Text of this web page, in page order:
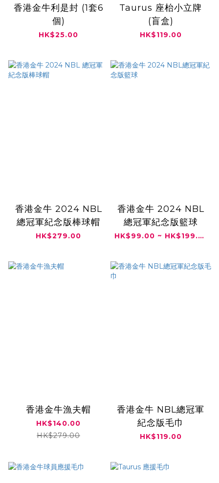
香港金牛利是封 (1套6
個)
HK$25.00
Taurus 座枱小立牌
(盲盒)
HK$119.00
香港金牛 2024 NBL
總冠軍紀念版棒球帽
HK$279.00
香港金牛 2024 NBL
總冠軍紀念版籃球
HK$99.00 ~ HK$199.00
香港金牛漁夫帽
HK$140.00
HK$279.00
香港金牛 NBL總冠軍
紀念版毛巾
HK$119.00